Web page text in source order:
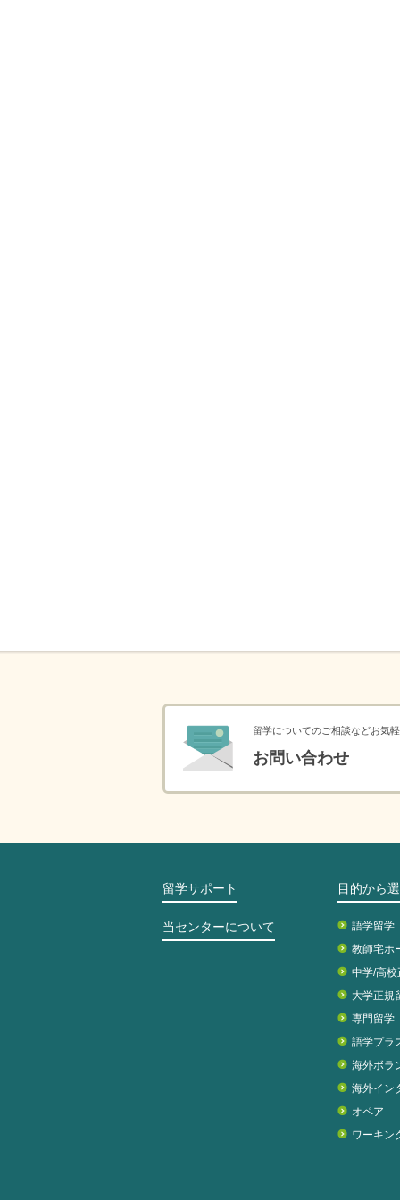
留学についてのご相談などお気
お問い合わせ
留学サポート
当センターについて
目的から
語学留学
教師宅ホ
中学/高
大学正規
専門留学
語学プラ
海外ボラ
海外イン
オペア
ワーキン